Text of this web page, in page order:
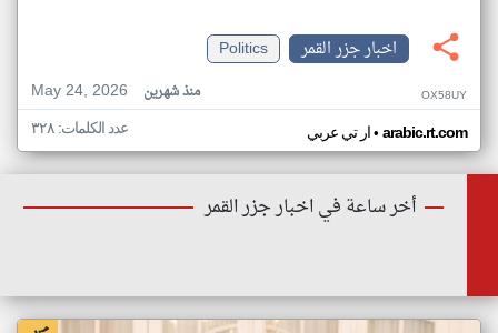
اخبار جزر القمر
Politics
May 24, 2026
منذ شهرين OX58UY
ار تي عربي• arabic.rt.com عدد الكلمات: ٣٢٨
أخر ساعة في اخبار جزر القمر